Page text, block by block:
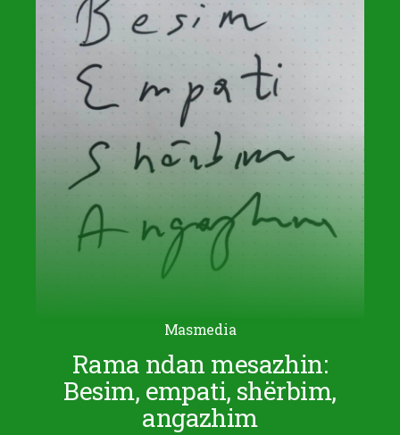
Masmedia
Rama ndan mesazhin:
Besim, empati, shërbim,
angazhim